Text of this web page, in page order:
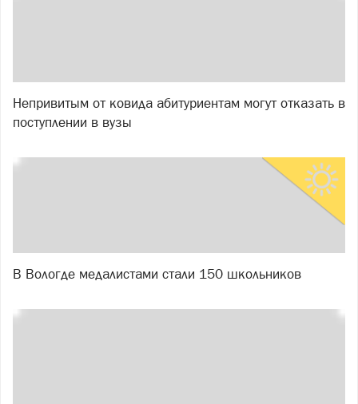
Непривитым от ковида абитуриентам могут отказать в
поступлении в вузы
В Вологде медалистами стали 150 школьников